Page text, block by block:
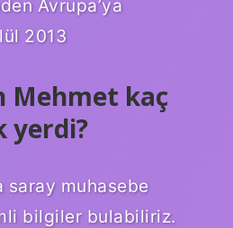
Avrupa’ya
2013
Mehmet kaç
yerdi?
saray muhasebe
bilgiler bulabiliriz.